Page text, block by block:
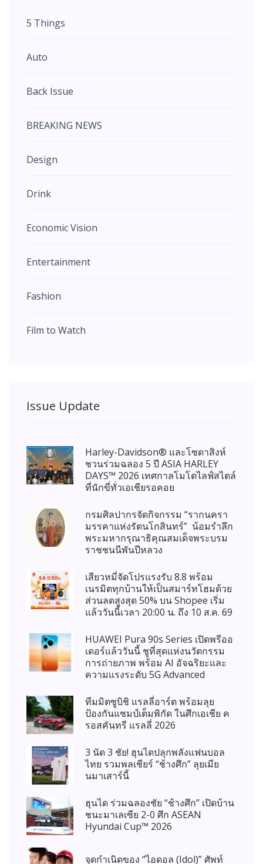
5 Things
Auto
Back Issue
BREAKING NEWS
Design
Drink
Economic Vision
Entertainment
Fashion
Film to Watch
Issue Update
Harley-Davidson® และโซดาสิงห์
ชวนร่วมฉลอง 5 ปี ASIA HARLEY
DAYS™ 2026 เทศกาลโมโตไลฟ์สไตล์
ที่นักขี่ทั่วเอเชียรอคอย
กรมศิลปากรจัดกิจกรรม “รากนครา
มรรคาแห่งรัตนโกสินทร์” น้อมรำลึก
พระมหากรุณาธิคุณสมเด็จพระบรม
ราชชนนีพันปีหลวง
เสียวหมี่จัดโปรแรงรับ 8.8 พร้อม
เนรมิตทุกบ้านให้เป็นสมาร์ทโฮมด้วย
ส่วนลดสูงสุด 50% บน Shopee เริ่ม
แล้ววันนี้เวลา 20:00 น. ถึง 10 ส.ค. 69
HUAWEI Pura 90s Series เปิดพรีออ
เดอร์แล้ววันนี้ ชูที่สุดแห่งนวัตกรรม
การถ่ายภาพ พร้อม AI อัจฉริยะและ
ความแรงระดับ 5G Advanced
ทีมมิตซูบิชิ แรลลี่อาร์ต พร้อมลุย
ป้องกันแชมป์เต็มพิกัด ในศึกเอเชีย ค
รอสคันทรี แรลลี่ 2026
3 นัด 3 ชัย! ฮุนไดปลุกพลังแฟนบอล
ไทย รวมพลเชียร์ “ช้างศึก” ลุยเมีย
นมาเสาร์นี้
ฮุนได ร่วมฉลองชัย “ช้างศึก” เปิดบ้าน
ชนะมาเลเซีย 2-0 ศึก ASEAN
Hyundai Cup™ 2026
จุดกำเนิดของ “ไอดอล (Idol)” ศัพท์